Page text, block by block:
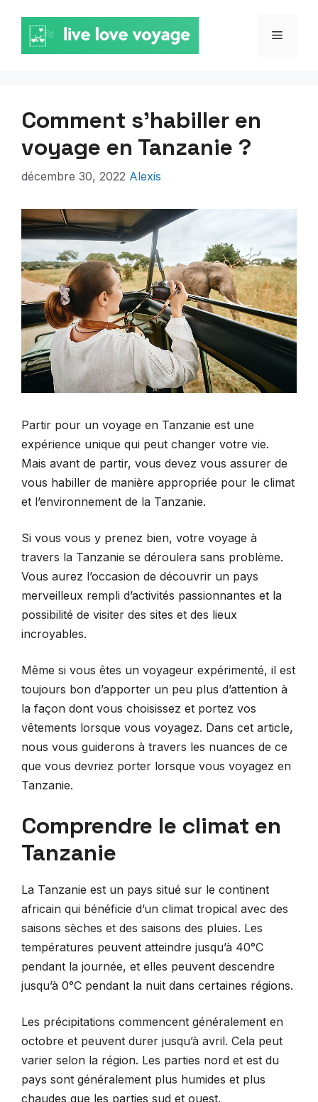
contenu
MENU
Comment s’habiller en
voyage en Tanzanie ?
décembre 30, 2022 Alexis
Partir pour un voyage en Tanzanie est une
expérience unique qui peut changer votre vie.
Mais avant de partir, vous devez vous assurer de
vous habiller de manière appropriée pour le climat
et l’environnement de la Tanzanie.
Si vous vous y prenez bien, votre voyage à
travers la Tanzanie se déroulera sans problème.
Vous aurez l’occasion de découvrir un pays
merveilleux rempli d’activités passionnantes et la
possibilité de visiter des sites et des lieux
incroyables.
Même si vous êtes un voyageur expérimenté, il est
toujours bon d’apporter un peu plus d’attention à
la façon dont vous choisissez et portez vos
vêtements lorsque vous voyagez. Dans cet article,
nous vous guiderons à travers les nuances de ce
que vous devriez porter lorsque vous voyagez en
Tanzanie.
Comprendre le climat en
Tanzanie
La Tanzanie est un pays situé sur le continent
africain qui bénéficie d’un climat tropical avec des
saisons sèches et des saisons des pluies. Les
températures peuvent atteindre jusqu’à 40°C
pendant la journée, et elles peuvent descendre
jusqu’à 0°C pendant la nuit dans certaines régions.
Les précipitations commencent généralement en
octobre et peuvent durer jusqu’à avril. Cela peut
varier selon la région. Les parties nord et est du
pays sont généralement plus humides et plus
chaudes que les parties sud et ouest.